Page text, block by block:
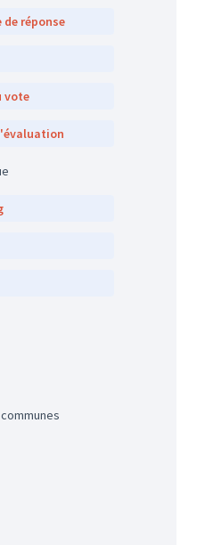
de réponse
vote